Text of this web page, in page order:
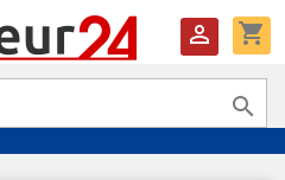
shopping_cart

